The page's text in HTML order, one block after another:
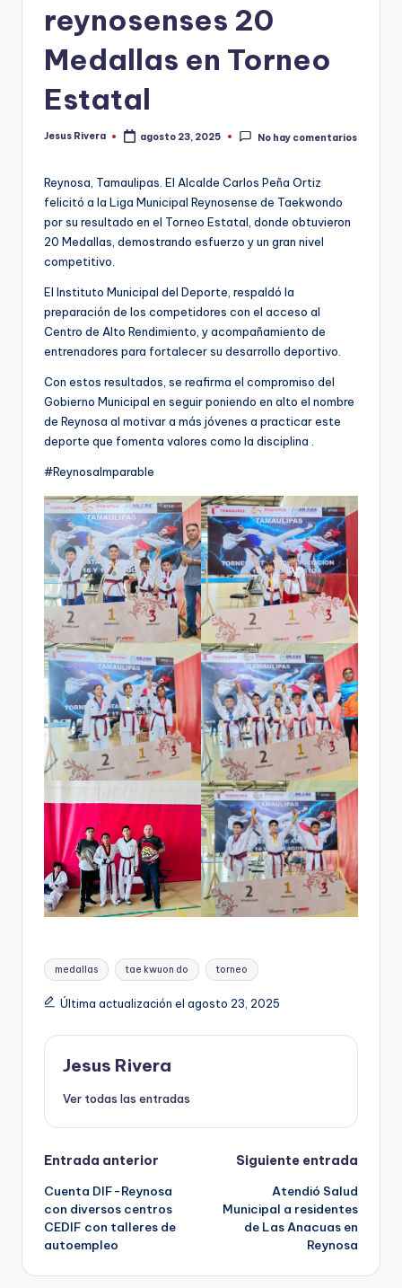
reynosenses 20
Medallas en Torneo
Estatal
Publicado
Jesus Rivera agosto 23, 2025 No hay comentarios
Reynosa, Tamaulipas. El Alcalde Carlos Peña Ortiz
felicitó a la Liga Municipal Reynosense de Taekwondo
por su resultado en el Torneo Estatal, donde obtuvieron
20 Medallas, demostrando esfuerzo y un gran nivel
competitivo.
El Instituto Municipal del Deporte, respaldó la
preparación de los competidores con el acceso al
Centro de Alto Rendimiento, y acompañamiento de
entrenadores para fortalecer su desarrollo deportivo.
Con estos resultados, se reafirma el compromiso del
Gobierno Municipal en seguir poniendo en alto el nombre
de Reynosa al motivar a más jóvenes a practicar este
deporte que fomenta valores como la disciplina .
#ReynosaImparable
Etiquetas:
medallas tae kwuon do torneo
Última actualización el agosto 23, 2025
Jesus Rivera
Ver todas las entradas
Navegación
de
entradas
Entrada anterior
Cuenta DIF-Reynosa
con diversos centros
CEDIF con talleres de
autoempleo
Siguiente entrada
Atendió Salud
Municipal a residentes
de Las Anacuas en
Reynosa